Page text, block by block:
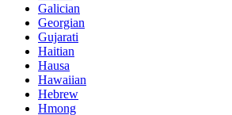
Galician
Georgian
Gujarati
Haitian
Hausa
Hawaiian
Hebrew
Hmong